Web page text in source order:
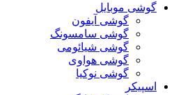
گوشی موبایل
گوشی آیفون
گوشی سامسونگ
گوشی شیائومی
گوشی هواوی
گوشی نوکیا
اسپیکر